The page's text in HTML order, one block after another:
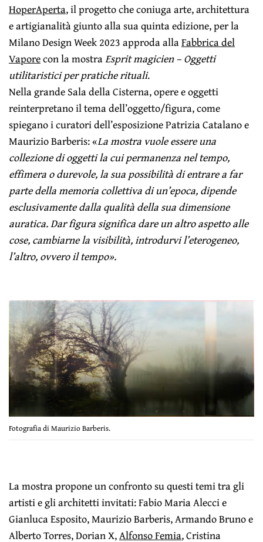
HoperAperta, il progetto che coniuga arte, architettura
e artigianalità giunto alla sua quinta edizione, per la
Milano Design Week 2023 approda allaFabbrica del
Vaporecon la mostraEsprit magicien –Oggetti
utilitaristici per pratiche rituali.
Nella grande Sala della Cisterna, opere e oggetti
reinterpretano il tema dell’oggetto/figura, come
spiegano i curatori dell’esposizione Patrizia Catalano e
Maurizio Barberis: «La mostra vuole essere una
collezione di oggetti la cui permanenza nel tempo,
effimera o durevole, la sua possibilità di entrare a far
parte della memoria collettiva di un’epoca, dipende
esclusivamente dalla qualità della sua dimensione
auratica. Dar figura significa dare un altro aspetto alle
cose, cambiarne la visibilità, introdurvi l’eterogeneo,
l’altro, ovvero il tempo».
Fotografia di Maurizio Barberis.
La mostra propone un confronto su questi temi tra gli
artisti e gli architetti invitati: Fabio Maria Alecci e
Gianluca Esposito, Maurizio Barberis, Armando Bruno e
Alberto Torres, Dorian X,Alfonso Femia, Cristina